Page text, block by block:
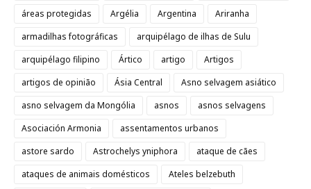
áreas protegidas
Argélia Argentina
Ariranha
armadilhas fotográficas
arquipélago de ilhas de Sulu
arquipélago filipino
Ártico artigo
Artigos
artigos de opinião
Ásia Central
Asno selvagem asiático
asno selvagem da Mongólia
asnos
asnos selvagens
Asociación Armonia
assentamentos urbanos
astore sardo
Astrochelys yniphora
ataque de cães
ataques de animais domésticos
Ateles belzebuth